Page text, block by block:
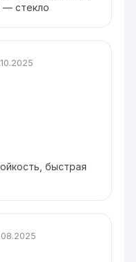
— стекло
быстрая